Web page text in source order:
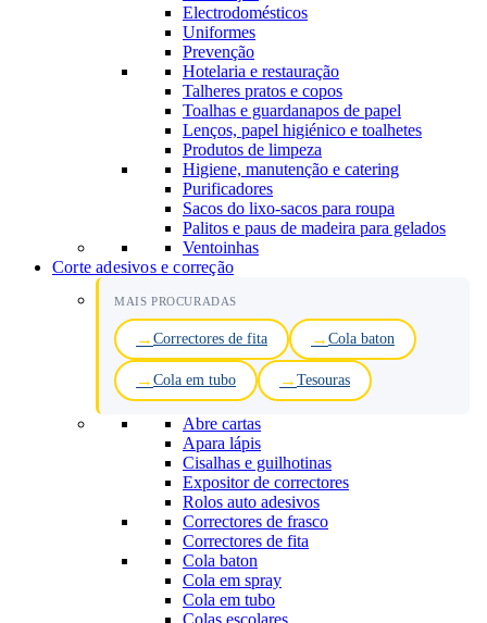
Electrodomésticos
Uniformes
Prevenção
Hotelaria e restauração
Talheres pratos e copos
Toalhas e guardanapos de papel
Lenços, papel higiénico e toalhetes
Produtos de limpeza
Higiene, manutenção e catering
Purificadores
Sacos do lixo-sacos para roupa
Palitos e paus de madeira para gelados
Ventoinhas
Corte adesivos e correção
MAIS PROCURADAS
Correctores de fita Cola baton
Cola em tubo Tesouras
Abre cartas
Apara lápis
Cisalhas e guilhotinas
Expositor de correctores
Rolos auto adesivos
Correctores de frasco
Correctores de fita
Cola baton
Cola em spray
Cola em tubo
Colas escolares